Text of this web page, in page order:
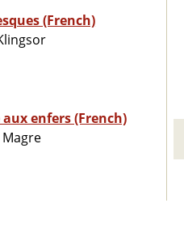
(French)
enfers (French)